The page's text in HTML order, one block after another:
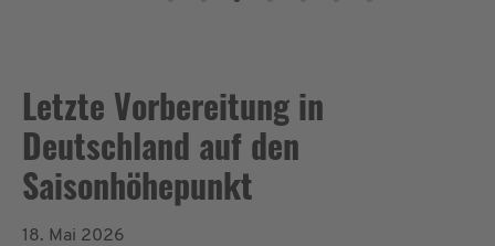
Letzte Vorbereitung in
Deutschland auf den
Saisonhöhepunkt
18. Mai 2026